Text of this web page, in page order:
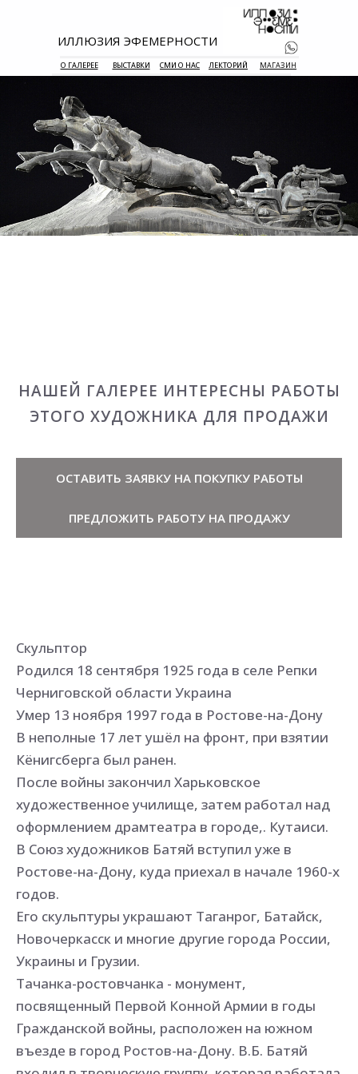
МАГАЗИН
ЛЕКТОРИЙ
СМИ О НАС
ВЫСТАВКИ
О ГАЛЕРЕЕ
ИЛЛЮЗИЯ ЭФЕМЕРНОСТИ
+7 938 177
НАШЕЙ ГАЛЕРЕЕ ИНТЕРЕСНЫ РАБОТЫ
ЭТОГО ХУДОЖНИКА ДЛЯ ПРОДАЖИ
ОСТАВИТЬ ЗАЯВКУ НА ПОКУПКУ РАБОТЫ
ПРЕДЛОЖИТЬ РАБОТУ НА ПРОДАЖУ
Скульптор
Родился 18 сентября 1925 года в селе Репки
Черниговской области Украина
Умер 13 ноября 1997 года в Ростове-на-Дону
В неполные 17 лет ушёл на фронт, при взятии
Кёнигсберга был ранен.
После войны закончил Харьковское
художественное училище, затем работал над
оформлением драмтеатра в городе,. Кутаиси.
В Союз художников Батяй вступил уже в
Ростове-на-Дону, куда приехал в начале 1960-х
годов.
Его скульптуры украшают Таганрог, Батайск,
Новочеркасск и многие другие города России,
Украины и Грузии.
Тачанка-ростовчанка - монумент,
посвященный Первой Конной Армии в годы
Гражданской войны, расположен на южном
въезде в город Ростов-на-Дону. В.Б. Батяй